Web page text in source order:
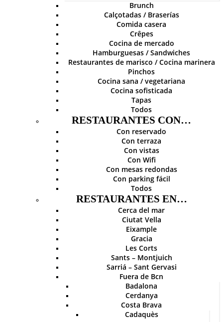
Brunch
Calçotadas / Braserías
Comida casera
Crêpes
Cocina de mercado
Hamburguesas / Sandwiches
Restaurantes de marisco / Cocina marinera
Pinchos
Cocina sana / vegetariana
Cocina sofisticada
Tapas
Todos
RESTAURANTES CON…
Con reservado
Con terraza
Con vistas
Con Wifi
Con mesas redondas
Con parking fácil
Todos
RESTAURANTES EN…
Cerca del mar
Ciutat Vella
Eixample
Gracia
Les Corts
Sants – Montjuich
Sarriá – Sant Gervasi
Fuera de Bcn
Badalona
Cerdanya
Costa Brava
Cadaquès